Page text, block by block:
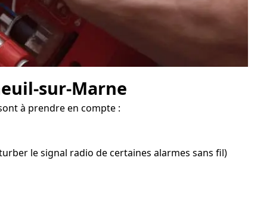
sur-Marne
à prendre en compte :
le signal radio de certaines alarmes sans fil)